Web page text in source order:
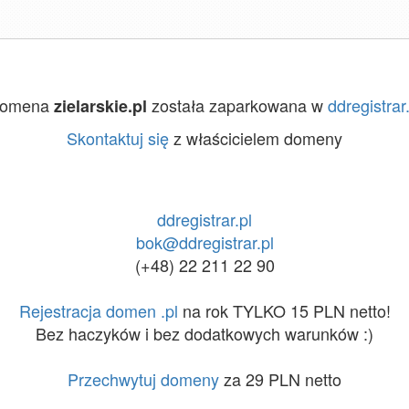
zielarskie.pl została zaparkowana w
Skontaktuj sięz właścicielem domeny
ddregistrar.pl
bok@ddregistrar.pl
(+48) 22 211 22 90
Rejestracja domen .pl na rok TYLKO 15 PLN netto!
Bez haczyków i bez dodatkowych warunków :)
Przechwytuj domenyza 29 PLN netto